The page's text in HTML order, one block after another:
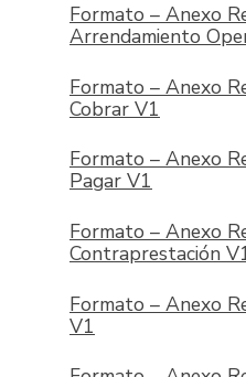
Formato – Anexo
Arrendamiento
Formato – Anexo
Cobrar V1
Formato – Anexo
Pagar V1
Formato – Anexo
Contraprestación
Formato – Anexo
V1